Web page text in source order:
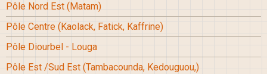
Pôle Nord Est (Matam)
Pôle Centre (Kaolack, Fatick, Kaffrine)
Pôle Diourbel - Louga
Pôle Est /Sud Est (Tambacounda, Kedouguou,)